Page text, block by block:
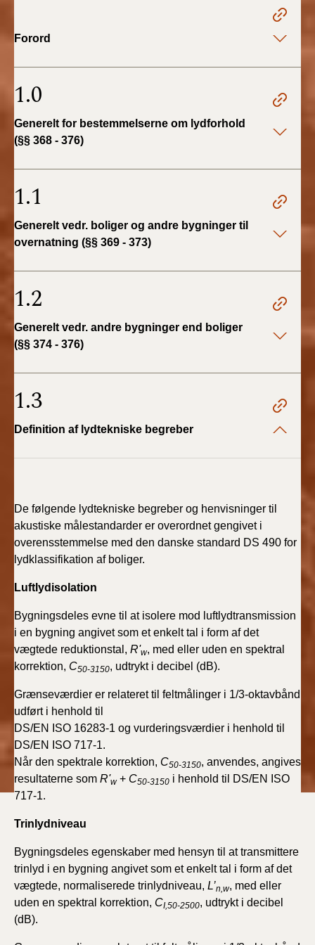
BR18 (1/1 - 30/6
BR18 (1/1-29/6
BR18 (10/3-30/6
BR18 (4/7-31/12
2019)
BR18 (1/1-4/7 2019)
2018)
BR18 (1/1-30/6
BR15 (2015-2018)
Tidligere BR (1961-
2010)
Forord
1.0
Generelt for bestemmelserne om lydforhold
(§§ 368 - 376)
1.1
Generelt vedr. boliger og andre bygninger til
overnatning (§§ 369 - 373)
1.2
Generelt vedr. andre bygninger end boliger
(§§ 374 - 376)
1.3
Definition af lydtekniske begreber
De følgende lydtekniske begreber og henvisninger til
akustiske målestandarder er overordnet gengivet i
overensstemmelse med den danske standard DS 490 for
lydklassifikation af boliger.
Luftlydisolation
Bygningsdeles evne til at isolere mod luftlydtransmission
i en bygning angivet som et enkelt tal i form af det
vægtede reduktionstal, R'w, med eller uden en spektral
korrektion, C50-3150, udtrykt i decibel (dB).
Grænseværdier er relateret til feltmålinger i 1/3-oktavbånd
udført i henhold til
DS/EN ISO 16283-1 og vurderingsværdier i henhold til
DS/EN ISO 717-1.
Når den spektrale korrektion, C50-3150, anvendes, angives
resultaterne som R'w+ C50-3150 i henhold til DS/EN ISO
717-1.
Trinlydniveau
Bygningsdeles egenskaber med hensyn til at transmittere
trinlyd i en bygning angivet som et enkelt tal i form af det
vægtede, normaliserede trinlydniveau, L’n,w, med eller
uden en spektral korrektion, CI,50-2500, udtrykt i decibel
(dB).